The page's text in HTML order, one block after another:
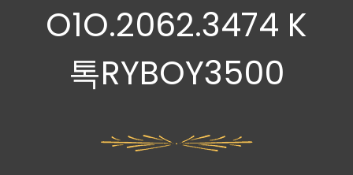
O1O.2062.3474 K
톡RYBOY3500